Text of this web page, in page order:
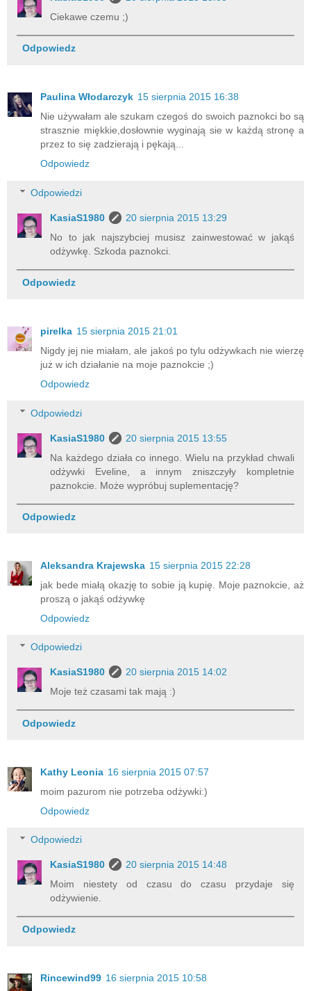
Ciekawe czemu ;)
Odpowiedz
Paulina Włodarczyk 15 sierpnia 2015 16:38
Nie używałam ale szukam czegoś do swoich paznokci bo są
strasznie miękkie,dosłownie wyginają sie w każdą stronę a
przez to się zadzierają i pękają...
Odpowiedz
Odpowiedzi
KasiaS1980
20 sierpnia 2015 13:29
No to jak najszybciej musisz zainwestować w jakąś
odżywkę. Szkoda paznokci.
Odpowiedz
pirelka 15 sierpnia 2015 21:01
Nigdy jej nie miałam, ale jakoś po tylu odżywkach nie wierzę
już w ich działanie na moje paznokcie ;)
Odpowiedz
Odpowiedzi
KasiaS1980
20 sierpnia 2015 13:55
Na każdego działa co innego. Wielu na przykład chwali
odżywki Eveline, a innym zniszczyły kompletnie
paznokcie. Może wypróbuj suplementację?
Odpowiedz
Aleksandra Krajewska 15 sierpnia 2015 22:28
jak bede miałą okazję to sobie ją kupię. Moje paznokcie, aż
proszą o jakąś odżywkę
Odpowiedz
Odpowiedzi
KasiaS1980
20 sierpnia 2015 14:02
Moje też czasami tak mają :)
Odpowiedz
Kathy Leonia 16 sierpnia 2015 07:57
moim pazurom nie potrzeba odżywki:)
Odpowiedz
Odpowiedzi
KasiaS1980
20 sierpnia 2015 14:48
Moim niestety od czasu do czasu przydaje się
odżywienie.
Odpowiedz
Rincewind99 16 sierpnia 2015 10:58